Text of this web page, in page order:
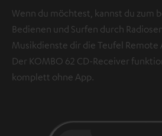
Wenn du möchtest, kannst du zum
Bedienen und Surfen durch
Musikdienste dir die Teufel
Der KOMBO 62 CD-Receiver
komplett ohne App.